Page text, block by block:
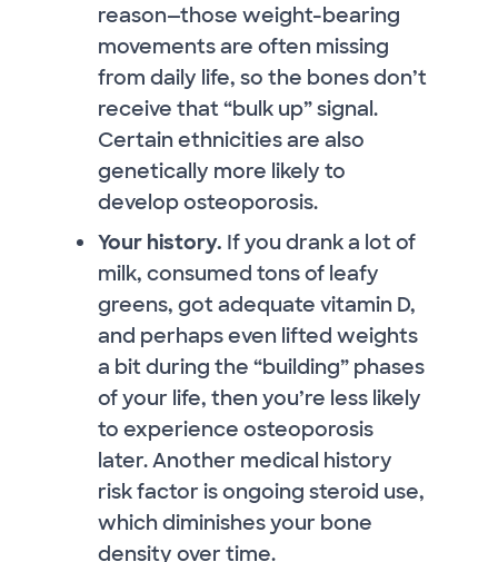
reason—those weight-bearing
movements are often missing
from daily life, so the bones don’t
receive that “bulk up” signal.
Certain ethnicities are also
genetically more likely to
develop osteoporosis.
Your history. If you drank a lot of
milk, consumed tons of leafy
greens, got adequate vitamin D,
and perhaps even lifted weights
a bit during the “building” phases
of your life, then you’re less likely
to experience osteoporosis
later. Another medical history
risk factor is ongoing steroid use,
which diminishes your bone
density over time.